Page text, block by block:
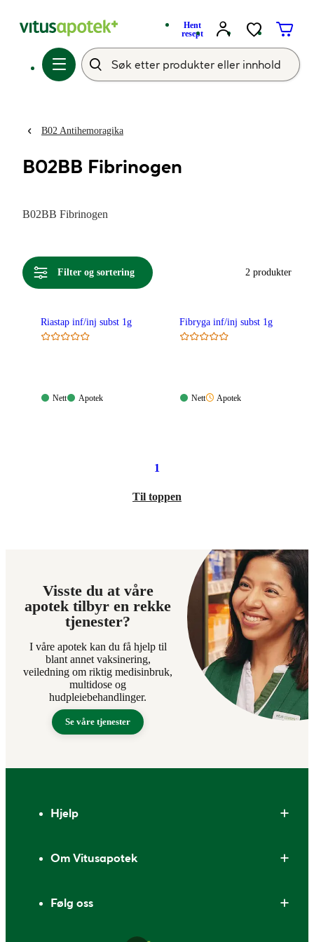
Hent
resept
B02 Antihemoragika
B02BB Fibrinogen
B02BB Fibrinogen
Filter og sortering 2 produkter
Riastap inf/inj subst 1g
Nett:
Nett
Apotek:
Apotek
Fibryga inf/inj subst 1g
Nett:
Nett
Apotek:
Apotek
1
Til toppen
Visste du at våre
apotek tilbyr en rekke
tjenester?
I våre apotek kan du få hjelp til
blant annet vaksinering,
veiledning om riktig medisinbruk,
multidose og
hudpleiebehandlinger.
Se våre tjenester
Hjelp
Om Vitusapotek
Følg oss